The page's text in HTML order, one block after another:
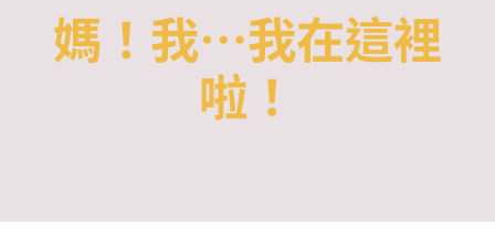
所有影片
賣場
媽！我…我在這裡
啦！